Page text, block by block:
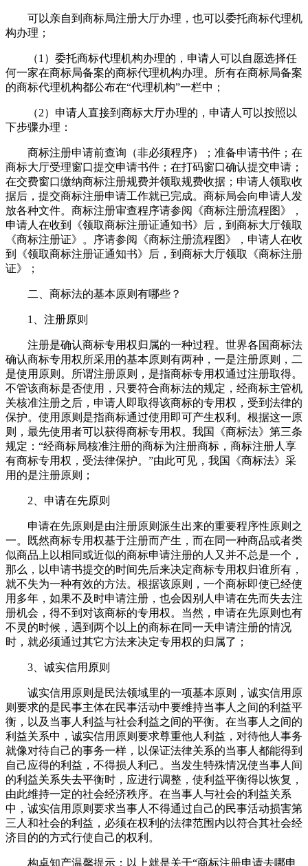
可以亲自到商标局注册大厅办理，也可以委托商标代理机
构办理；
（1）委托商标代理机构办理的，申请人可以自愿选择任
何一家在商标局备案的商标代理机构办理。所有在商标局备案
的商标代理机构都公布在“代理机构”一栏中；
（2）申请人直接到商标大厅办理的，申请人可以按照以
下步骤办理：
商标注册申请前查询（非必须程序）；准备申请书件；在
商标大厅受理窗口提交申请书件；在打码窗口确认提交申请；
在交费窗口缴纳商标注册规费并领取规费收据；申请人领取收
据后，提交商标注册申请工作就已完成。商标局会向申请人发
放各种文件。商标注册审查程序请参阅《商标注册流程图》，
申请人在收到《领取商标注册证通知书》后，到商标大厅领取
《商标注册证》。序请参阅《商标注册流程图》，申请人在收
到《领取商标注册证通知书》后，到商标大厅领取《商标注册
证》；
二、商标法的基本原则有哪些？
1、注册原则
注册是确认商标专用权归属的一种过程。世界各国商标法
确认商标专用权所采用的基本原则有两种，一是注册原则，二
是使用原则。所谓注册原则，是指商标专用权通过注册取得。
不管该商标是否使用，只要符合商标法的规定，经商标主管机
关核准注册之后，申请人即取得该商标的专用权，受到法律的
保护。使用原则是指商标通过使用即可产生权利。根据这一原
则，最先使用者可以获得商标专用权。我国《商标法》第三条
规定：“经商标局核准注册的商标为注册商标，商标注册人享
有商标专用权，受法律保护。”由此可见，我国《商标法》采
用的是注册原则；
2、申请在先原则
申请在先原则是由注册原则派生出来的重要程序性原则之
一。既然商标专用权基于注册而产生，而在同一种商品或者类
似商品上以相同或近似的商标申请注册的人又并不总是一个，
那么，以申请书提交的时间先后来决定商标专用权归谁所有，
就不失为一种有效的方法。根据该原则，一个商标即使已经使
用多年，如果不及时申请注册，也会因别人申请在先而失去注
册机会，得不到对该商标的专用权。当然，申请在先原则也有
不灵的时候，遇到两个以上的商标在同一天申请注册的情况
时，就必须通过其它方法来决定专用权的归属了；
3、诚实信用原则
诚实信用原则是民法领域里的一项基本原则，诚实信用原
则要求的是民事主体在民事活动中要维持当事人之间的利益平
衡，以及当事人利益与社会利益之间的平衡。在当事人之间的
利益关系中，诚实信用原则要求尊重他人利益，对待他人事务
就像对待自己的事务一样，以保证法律关系的当事人都能得到
自己应得的利益，不得损人利己。当发生特殊情况使当事人间
的利益关系失去平衡时，应进行调整，使利益平衡得以恢复，
由此维持一定的社会经济秩序。在当事人与社会的利益关系
中，诚实信用原则要求当事人不得通过自己的民事活动损害第
三人和社会的利益，必须在权利的法律范围内以符合其社会经
济目的的方式行使自己的权利。
构卓知产温馨提示：以上就是关于“商标注册申请去哪申